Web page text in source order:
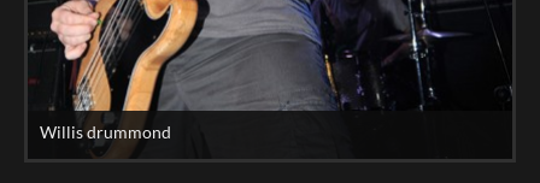
Willis drummond